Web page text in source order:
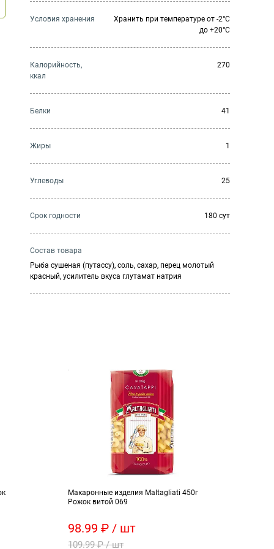
Условия хранения
Хранить при температуре от -2°С
до +20°С
Калорийность,
ккал
270
Белки 41
Жиры 1
Углеводы 25
Cрок годности 180 сут
Состав товара
Рыба сушеная (путассу), соль, сахар, перец молотый
красный, усилитель вкуса глутамат натрия
Макаронные изделия Maltagliati 450г
Рожок витой 069
98.99 ₽ / шт
109.99 ₽ / шт